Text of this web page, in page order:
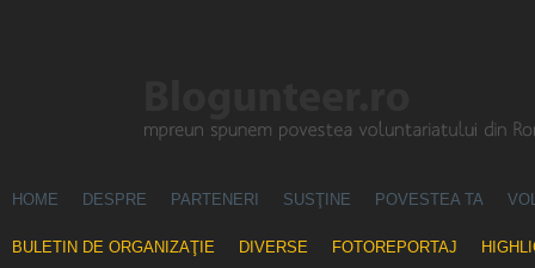
HOME DESPRE PARTENERI SUSŢINE POVESTEA TA
BULETIN DE ORGANIZAŢIE DIVERSE FOTOREPORTAJ